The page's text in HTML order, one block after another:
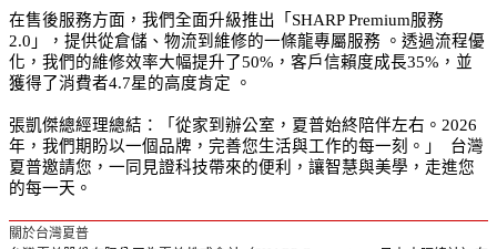
在售後服務方面，我們全面升級推出「SHARP Premium服務
2.0」，提供從倉儲、物流到維修的一條龍專屬服務 。透過流程優
化，我們的維修效率大幅提升了50%，客戶信賴度成長35%，並
獲得了消費者4.7星的高度肯定 。
張凱傑總經理總結：「從家到辦公室，夏普始終陪伴左右。2026
年，我們期盼以一個品牌，完善您生活與工作的每一刻。」  台灣
夏普邀請您，一同見證科技帶來的便利，讓智慧與美學，走進您
的每一天。
關於台灣夏普